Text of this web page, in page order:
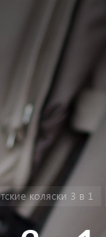
коляски 3 в 1